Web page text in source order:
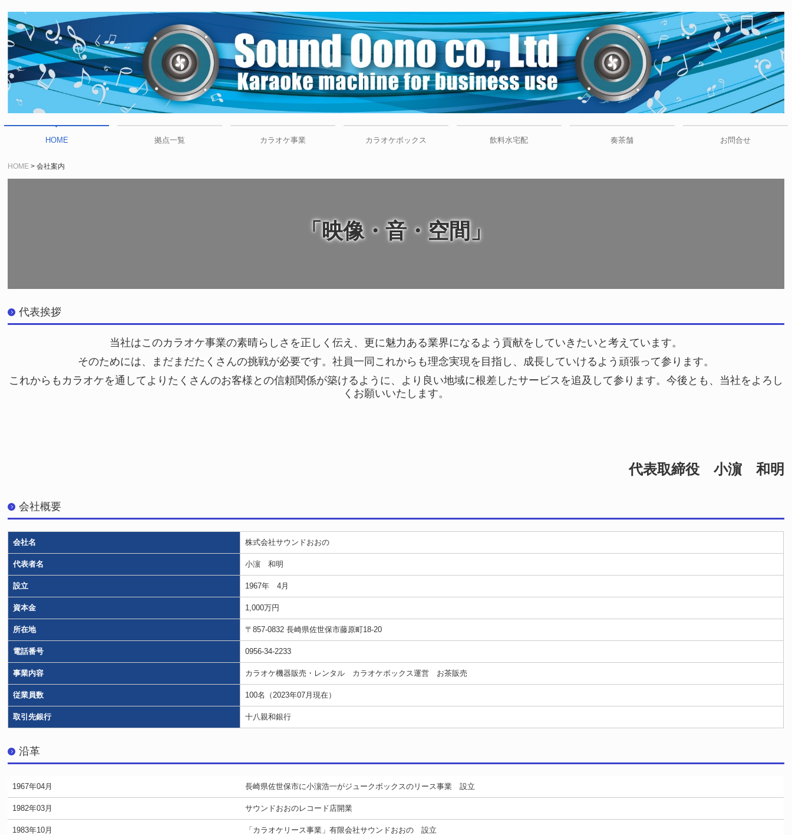
HOME
会社案内
情報セキュリティ基本方針
カスタマーハラスメント防止に関する基本方針
拠点一覧 カラオケ事業 カラオケボックス 飲料水宅配 奏茶舗 お問合せ
HOME 会社案内
「映像・音・空間」
代表挨拶
当社はこのカラオケ事業の素晴らしさを正しく伝え、更に魅力ある業界になるよう貢献をしていきたいと考えています。
そのためには、まだまだたくさんの挑戦が必要です。社員一 同これからも理念実現を目指し、成長していけるよう頑張って参ります。
これからもカラオケを通してよりたくさんのお客様との信頼関係が築けるように、より良い地域に根差したサービスを追及して参ります。今後とも、当社をよろし
くお願いいたします。
代表取締役 小濵 和明
会社概要
会社名 株式会社サウンドおおの
代表者名 小濵 和明
設立 1967年 4月
資本金 1,000万円
所在地 〒857-0832 長崎県佐世保市藤原町18-20
電話番号 0956-34-2233
事業内容 カラオケ機器販売・レンタル カラオケボックス運営 お茶販売
従業員数 100名（2023年07月現在）
取引先銀行 十八親和銀行
沿革
1967年04月 長崎県佐世保市に小濵浩一がジュークボックスのリース事業 設立
1982年03月 サウンドおおのレコード店開業
1983年10月 「カラオケリース事業」有限会社サウンドおおの 設立